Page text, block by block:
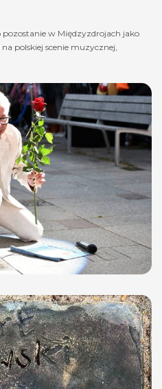
pozostanie w Międzyzdrojach jako
polskiej scenie muzycznej,